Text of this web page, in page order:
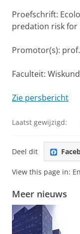
Proefschrift:
predation risk for
Promotor(s):
Faculteit:
Zie persbericht
Laatst gewijzigd:
Deel dit
View this page in:
Meer nieuws